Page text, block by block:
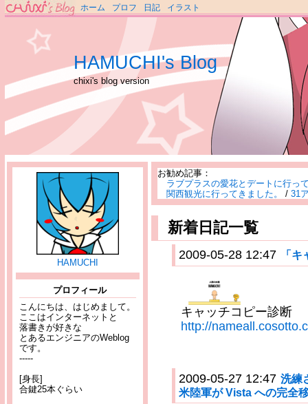
ホーム プロフ 日記 イラスト
HAMUCHI's Blog
chixi's blog version
HAMUCHI
プロフィール
こんにちは、はじめまして。
ここはインターネットと
落書きが好きな
とあるエンジニアのWeblog
です。
-----
[身長]
合鍵25本ぐらい
お勧め記事：
ラブプラスの愛花とデートに行っ
関西観光に行ってきました。
/ 31
新着日記一覧
2009-05-28 12:47 「
キャッチコピー診断
http://
2009-05-27 12:47 洗練
米陸軍が Vista への完全